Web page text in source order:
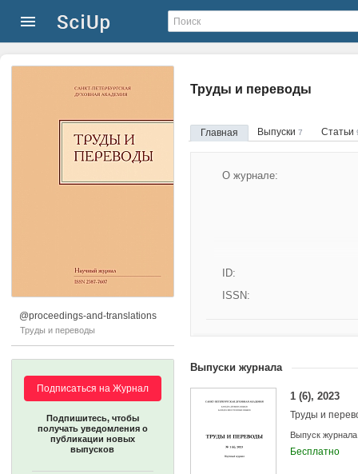
@proceedings-and-translations
Труды и переводы
Подписаться на Журнал
Подпишитесь, чтобы
получать уведомления о
публикации новых
выпусков
Труды и переводы
Главная Выпуски 7 Статьи
О журнале:
ID:
ISSN:
Выпуски журнала
1 (6), 2023
Труды и
Выпуск журнала
Бесплатно